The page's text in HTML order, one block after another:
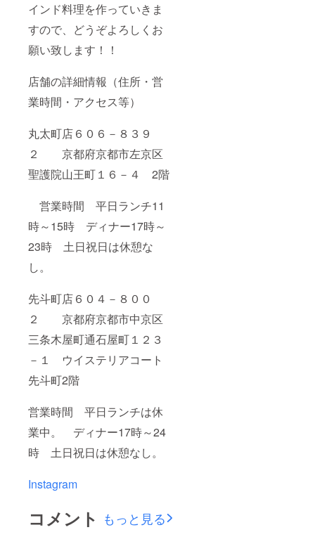
インド料理を作っていきま
すので、どうぞよろしくお
願い致します！！
店舗の詳細情報（住所・営
業時間・アクセス等）
丸太町店６０６－８３９
２ 京都府京都市左京区
聖護院山王町１６－４ 2階
営業時間 平日ランチ11
時～15時 ディナー17時～
23時 土日祝日は休憩な
し。
先斗町店６０４－８００
２ 京都府京都市中京区
三条木屋町通石屋町１２３
－１ ウイステリアコート
先斗町2階
営業時間 平日ランチは休
業中。 ディナー17時～24
時 土日祝日は休憩なし。
Instagram
コメント もっと見る